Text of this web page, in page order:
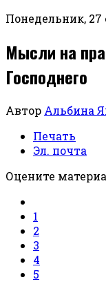
Понедельник, 27
Мысли на
Господнего
Автор Альбина
Печать
Эл. почта
Оцените
1
2
3
4
5